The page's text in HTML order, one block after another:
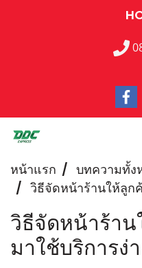
หน้าแรก บทความทั้ง
วิธีจัดหน้าร้านให้ลูก
วิธีจัดหน้าร้าน
มาใช้บริการง่